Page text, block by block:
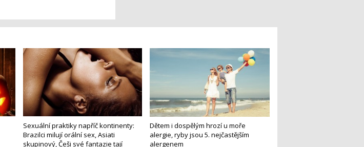
Sexuální praktiky napříč kontinenty:
Brazilci milují orální sex, Asiati
skupinový, Češi své fantazie tají
Dětem i dospělým hrozí u moře
alergie, ryby jsou 5. nejčastějším
alergenem